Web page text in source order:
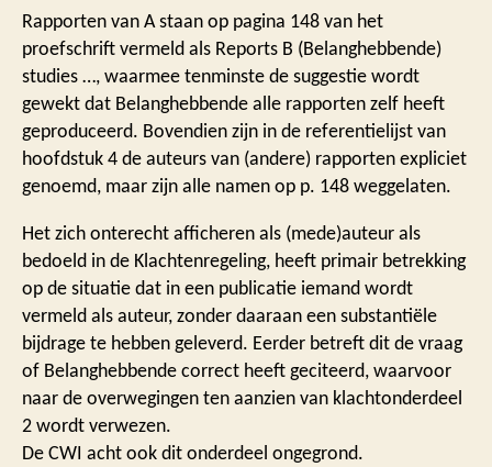
Rapporten van A staan op pagina 148 van het
proefschrift vermeld als Reports B (Belanghebbende)
studies …, waarmee tenminste de suggestie wordt
gewekt dat Belanghebbende alle rapporten zelf heeft
geproduceerd. Bovendien zijn in de referentielijst van
hoofdstuk 4 de auteurs van (andere) rapporten expliciet
genoemd, maar zijn alle namen op p. 148 weggelaten.
Het zich onterecht afficheren als (mede)auteur als
bedoeld in de Klachtenregeling, heeft primair betrekking
op de situatie dat in een publicatie iemand wordt
vermeld als auteur, zonder daaraan een substantiële
bijdrage te hebben geleverd. Eerder betreft dit de vraag
of Belanghebbende correct heeft geciteerd, waarvoor
naar de overwegingen ten aanzien van klachtonderdeel
2 wordt verwezen.
De CWI acht ook dit onderdeel ongegrond.